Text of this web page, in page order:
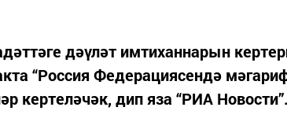
дәүләт имтиханнарын
“Россия Федерациясендә
кертеләчәк, дип яза “РИА Новости”.